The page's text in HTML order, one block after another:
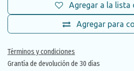
Agregar para
Agregar a la lista
Términos y condiciones
Grantía de devolución de 30 días